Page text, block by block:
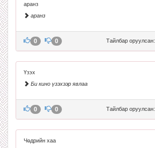
аранз
аранз
Тайлбар оруулсан:
0 0
Үзэх
Би кино үзэхээр явлаа
Тайлбар оруулсан:
0 0
Чөдрийн хаа